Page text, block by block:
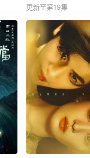
更新至第19集